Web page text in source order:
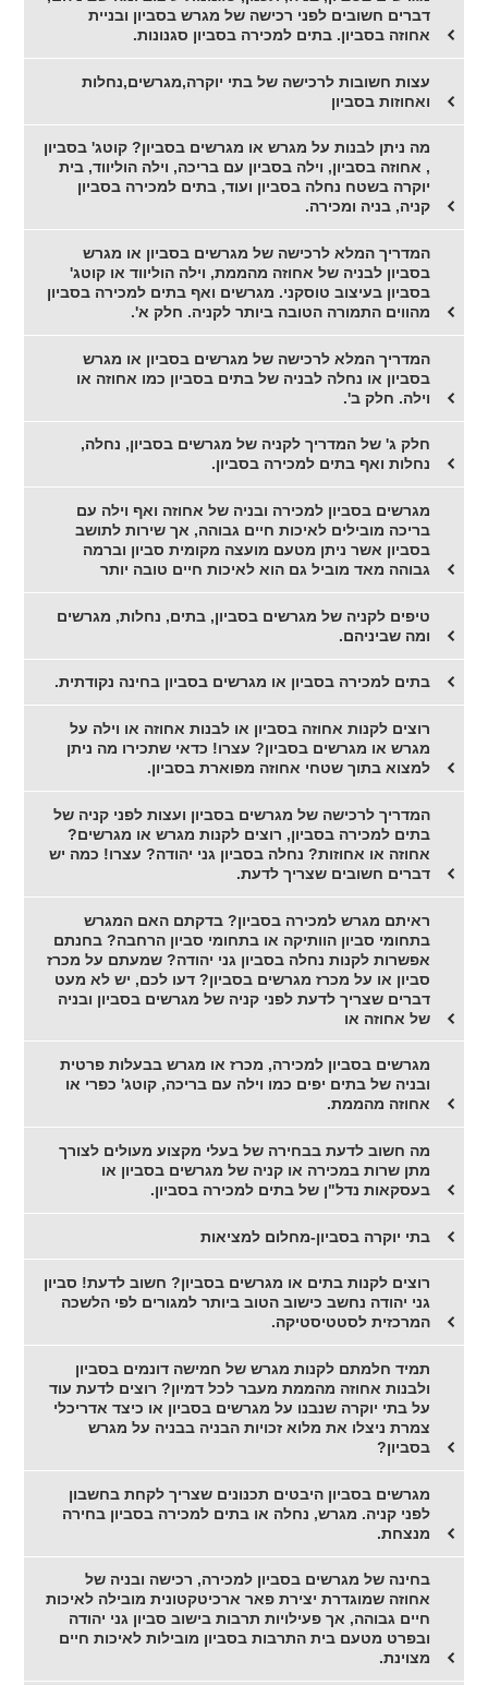
דברים חשובים לפני רכישה של מגרש בסביון ובניית
אחוזה בסביון. בתים למכירה בסביון סגנונות.
עצות חשובות לרכישה של בתי יוקרה,מגרשים,נחלות
ואחוזות בסביון
מה ניתן לבנות על מגרש או מגרשים בסביון? קוטג' בסביון
, אחוזה בסביון, וילה בסביון עם בריכה, וילה הוליווד, בית
יוקרה בשטח נחלה בסביון ועוד, בתים למכירה בסביון
קניה, בניה ומכירה.
המדריך המלא לרכישה של מגרשים בסביון או מגרש
בסביון לבניה של אחוזה מהממת, וילה הוליווד או קוטג'
בסביון בעיצוב טוסקני. מגרשים ואף בתים למכירה בסביון
מהווים התמורה הטובה ביותר לקניה. חלק א'.
המדריך המלא לרכישה של מגרשים בסביון או מגרש
בסביון או נחלה לבניה של בתים בסביון כמו אחוזה או
וילה. חלק ב'.
חלק ג' של המדריך לקניה של מגרשים בסביון, נחלה,
נחלות ואף בתים למכירה בסביון.
מגרשים בסביון למכירה ובניה של אחוזה ואף וילה עם
בריכה מובילים לאיכות חיים גבוהה, אך שירות לתושב
בסביון אשר ניתן מטעם מועצה מקומית סביון וברמה
גבוהה מאד מוביל גם הוא לאיכות חיים טובה יותר
טיפים לקניה של מגרשים בסביון, בתים, נחלות, מגרשים
ומה שביניהם.
בתים למכירה בסביון או מגרשים בסביון בחינה נקודתית.
רוצים לקנות אחוזה בסביון או לבנות אחוזה או וילה על
מגרש או מגרשים בסביון? עצרו! כדאי שתכירו מה ניתן
למצוא בתוך שטחי אחוזה מפוארת בסביון.
המדריך לרכישה של מגרשים בסביון ועצות לפני קניה של
בתים למכירה בסביון, רוצים לקנות מגרש או מגרשים?
אחוזה או אחוזות? נחלה בסביון גני יהודה? עצרו! כמה יש
דברים חשובים שצריך לדעת.
ראיתם מגרש למכירה בסביון? בדקתם האם המגרש
בתחומי סביון הוותיקה או בתחומי סביון הרחבה? בחנתם
אפשרות לקנות נחלה בסביון גני יהודה? שמעתם על מכרז
סביון או על מכרז מגרשים בסביון? דעו לכם, יש לא מעט
דברים שצריך לדעת לפני קניה של מגרשים בסביון ובניה
של אחוזה או
מגרשים בסביון למכירה, מכרז או מגרש בבעלות פרטית
ובניה של בתים יפים כמו וילה עם בריכה, קוטג' כפרי או
אחוזה מהממת.
מה חשוב לדעת בבחירה של בעלי מקצוע מעולים לצורך
מתן שרות במכירה או קניה של מגרשים בסביון או
בעסקאות נדל"ן של בתים למכירה בסביון.
בתי יוקרה בסביון-מחלום למציאות
רוצים לקנות בתים או מגרשים בסביון? חשוב לדעת! סביון
גני יהודה נחשב כישוב הטוב ביותר למגורים לפי הלשכה
המרכזית לסטטיסטיקה.
תמיד חלמתם לקנות מגרש של חמישה דונמים בסביון
ולבנות אחוזה מהממת מעבר לכל דמיון? רוצים לדעת עוד
על בתי יוקרה שנבנו על מגרשים בסביון או כיצד אדריכלי
צמרת ניצלו את מלוא זכויות הבניה בבניה על מגרש
בסביון?
מגרשים בסביון היבטים תכנונים שצריך לקחת בחשבון
לפני קניה. מגרש, נחלה או בתים למכירה בסביון בחירה
מנצחת.
בחינה של מגרשים בסביון למכירה, רכישה ובניה של
אחוזה שמוגדרת יצירת פאר ארכיטקטונית מובילה לאיכות
חיים גבוהה, אך פעילויות תרבות בישוב סביון גני יהודה
ובפרט מטעם בית התרבות בסביון מובילות לאיכות חיים
מצוינת.